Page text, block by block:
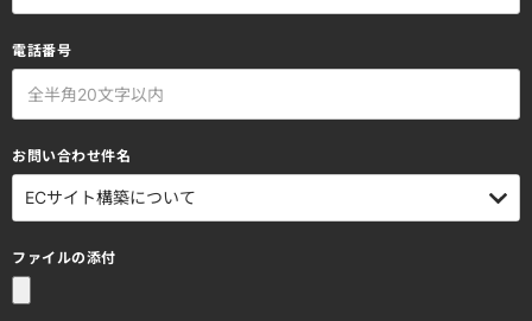
電話番号
お問い合わせ件名
ファイルの添付